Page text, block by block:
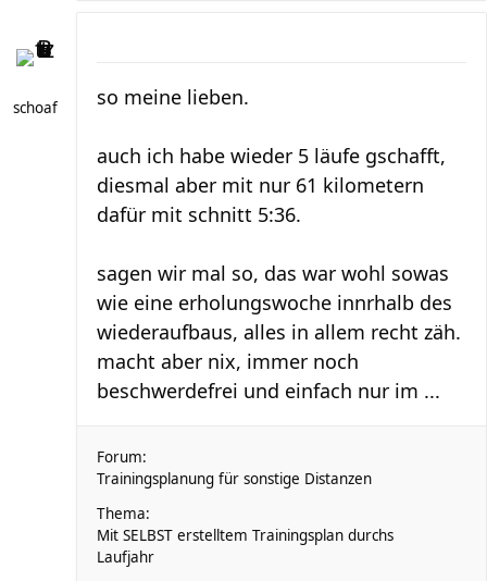
schoaf so meine lieben.
auch ich habe wieder 5 läufe gschafft,
diesmal aber mit nur 61 kilometern
dafür mit schnitt 5:36.
sagen wir mal so, das war wohl sowas
wie eine erholungswoche innrhalb des
wiederaufbaus, alles in allem recht zäh.
macht aber nix, immer noch
beschwerdefrei und einfach nur im ...
Forum:
Trainingsplanung für sonstige Distanzen
Thema:
Mit SELBST erstelltem Trainingsplan durchs
Laufjahr